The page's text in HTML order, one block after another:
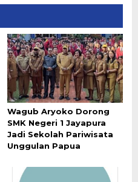
Wagub Aryoko Dorong
SMK Negeri 1 Jayapura
Jadi Sekolah Pariwisata
Unggulan Papua